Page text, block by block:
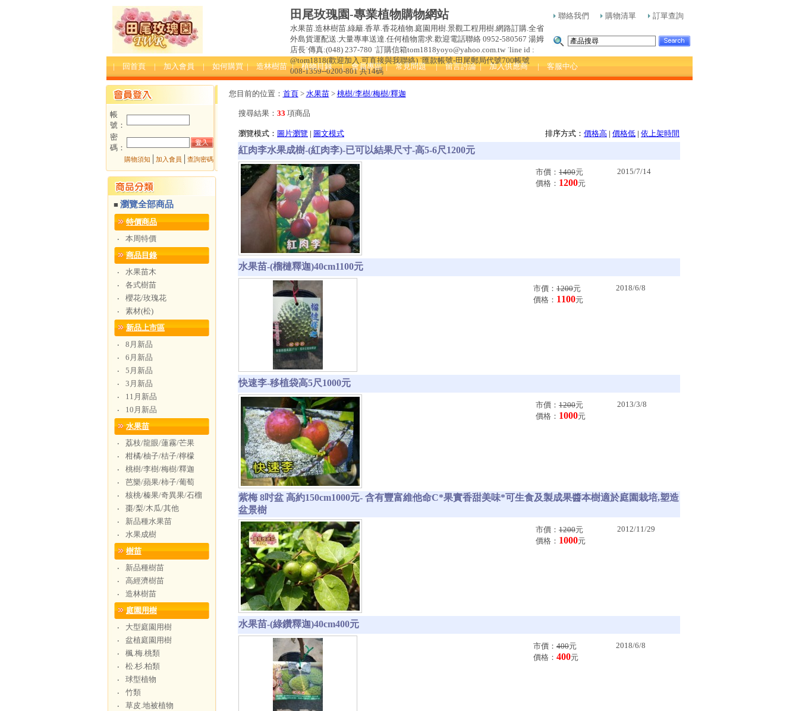
田尾玫瑰園-專業植物購物網站
水果苗.造林樹苗.綠籬.香草.香花植物.庭園用樹.景觀工程用樹.網路訂購.全省
外島貨運配送.大量專車送達.任何植物需求.歡迎電話聯絡 0952-580567 湯姆
店長˙傳真:(048) 237-780 ˙訂購信箱tom1818yoyo@yahoo.com.tw ˙line id :
@tom1818(歡迎加入.可直接與我聯絡) ˙匯款帳號-田尾郵局代號700帳號
008-1359--0200-801 共14碼
聯絡我們 購物清單 訂單查詢
| 回首頁 | 加入會員 | 如何購買 | 造林樹苗 | 植物目錄 | 會員專區 | 常見問題 | 留言討論 | 加入供應商 | 客服中心
帳
號：
密
碼：
購物須知 加入會員 查詢密碼
■ 瀏覽全部商品
特價商品
‧
本周特價
商品目錄
‧
水果苗木
‧
各式樹苗
‧
櫻花/玫瑰花
‧
素材(松)
新品上市區
‧
8月新品
‧
6月新品
‧
5月新品
‧
3月新品
‧
11月新品
‧
10月新品
水果苗
‧
荔枝/龍眼/蓮霧/芒果
‧
柑橘/柚子/桔子/檸檬
‧
桃樹/李樹/梅樹/釋迦
‧
芭樂/蘋果/柿子/葡萄
‧
核桃/榛果/奇異果/石榴
‧
棗/梨/木瓜/其他
‧
新品種水果苗
‧
水果成樹
樹苗
‧
新品種樹苗
‧
高經濟樹苗
‧
造林樹苗
庭園用樹
‧
大型庭園用樹
‧
盆植庭園用樹
‧
楓.梅.桃類
‧
松.杉.柏類
‧
球型植物
‧
竹類
‧
草皮.地被植物
您目前的位置： 首頁> 水果苗> 桃樹/李樹/梅樹/釋迦
搜尋結果： 33 項商品
瀏覽模式： 圖片瀏覽 | 圖文模式 排序方式： 價格高 | 價格低 | 依上架時間
紅肉李水果成樹-(紅肉李)-已可以結果尺寸-高5-6尺1200元
市價： 1400元
價格： 1200元
2015/7/14
水果苗-(榴槤釋迦)40cm1100元
市價： 1200元
價格： 1100元
2018/6/8
快速李-移植袋高5尺1000元
市價： 1200元
價格： 1000元
2013/3/8
紫梅 8吋盆 高約150cm1000元- 含有豐富維他命C*果實香甜美味*可生食及製成果醬本樹適於庭園栽培,塑造
盆景樹
市價： 1200元
價格： 1000元
2012/11/29
水果苗-(綠鑽釋迦)40cm400元
市價： 400元
價格： 400元
2018/6/8